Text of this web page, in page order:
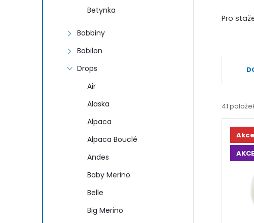
Betynka
Bobbiny
Bobilon
Drops
Air
Alaska
Alpaca
Alpaca Bouclé
Andes
Baby Merino
Belle
Big Merino
Pro
a
z
e
n
41
V
ý
Akce